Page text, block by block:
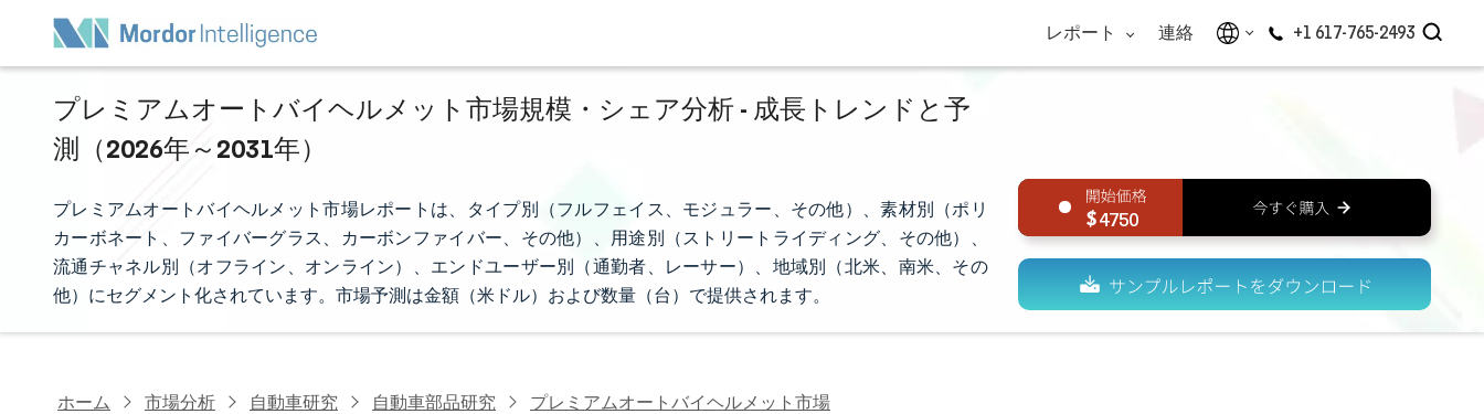
レポート 連絡 +1 617-765-2493
プレミアムオートバイヘルメット市場規模・シェア分析 - 成長トレンドと予
測（2026年～2031年）
プレミアムオートバイヘルメット市場レポートは、タイプ別（フルフェイス、モジュラー、その他）、素材別（ポリ
カーボネート、ファイバーグラス、カーボンファイバー、その他）、用途別（ストリートライディング、その他）、
流通チャネル別（オフライン、オンライン）、エンドユーザー別（通勤者、レーサー）、地域別（北米、南米、その
他）にセグメント化されています。市場予測は金額（米ドル）および数量（台）で提供されます。
4750
ホーム 市場分析 自動車研究 自動車部品研究 プレミアムオートバイヘルメット市場